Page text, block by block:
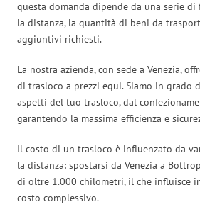
questa domanda dipende da una serie
la distanza, la quantità di beni da
aggiuntivi richiesti.
La nostra azienda, con sede a Venezia,
di trasloco a prezzi equi. Siamo in
aspetti del tuo trasloco, dal
garantendo la massima efficienza e
Il costo di un trasloco è influenzato da
la distanza: spostarsi da Venezia a
di oltre 1.000 chilometri, il che influisce
costo complessivo.